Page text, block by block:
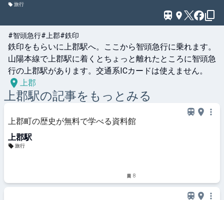
旅行
#智頭急行#上郡#鉄印
鉄印をもらいに上郡駅へ。ここから智頭急行に乗れます。
山陽本線で上郡駅に着くとちょっと離れたところに智頭急
上郡
上郡駅の記事をもっとみる
上郡町の歴史が無料で学べる資料館
上郡駅
旅行
8